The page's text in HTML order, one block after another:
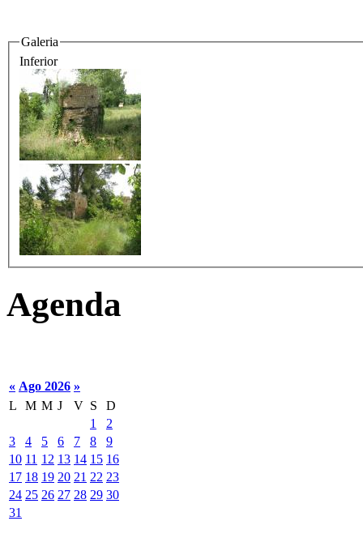
Galeria
Inferior
Agenda
« Ago 2026 »
L
M M J V S
D
1
2
3
4 5 6 7 8
9
10 11 12 13 14 15 16
17 18 19 20 21 22 23
24 25 26 27 28 29 30
31